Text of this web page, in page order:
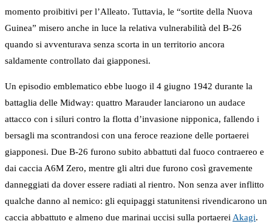
momento proibitivi per l’Alleato. Tuttavia, le “sortite della Nuova
Guinea” misero anche in luce la relativa vulnerabilità del B-26
quando si avventurava senza scorta in un territorio ancora
saldamente controllato dai giapponesi.
Un episodio emblematico ebbe luogo il 4 giugno 1942 durante la
battaglia delle Midway: quattro Marauder lanciarono un audace
attacco con i siluri contro la flotta d’invasione nipponica, fallendo i
bersagli ma scontrandosi con una feroce reazione delle portaerei
giapponesi. Due B-26 furono subito abbattuti dal fuoco contraereo e
dai caccia A6M Zero, mentre gli altri due furono così gravemente
danneggiati da dover essere radiati al rientro. Non senza aver inflitto
qualche danno al nemico: gli equipaggi statunitensi rivendicarono un
caccia abbattuto e almeno due marinai uccisi sulla portaerei Akagi.